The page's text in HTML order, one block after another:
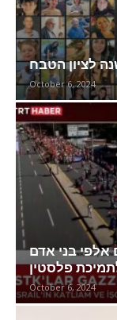
לציון הטבח
October 6, 2024
אלפי בני אדם
פלסטין
October 6, 2024